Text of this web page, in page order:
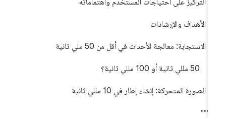
التركيز على احتياجات المستخدم واهتماماته
الأهداف والإرشادات
الاستجابة: معالجة الأحداث في أقل من 50 ملي ثانية
الصورة المتحركة: إنشاء إطار في 10 مللي ثانية